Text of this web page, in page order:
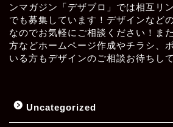
ンマガジン「デザブロ」では相互リ
でも募集しています！デザインなど
なのでお気軽にご相談ください！ま
方などホームページ作成やチラシ、
いる方もデザインのご相談お待ちし
Uncategorized